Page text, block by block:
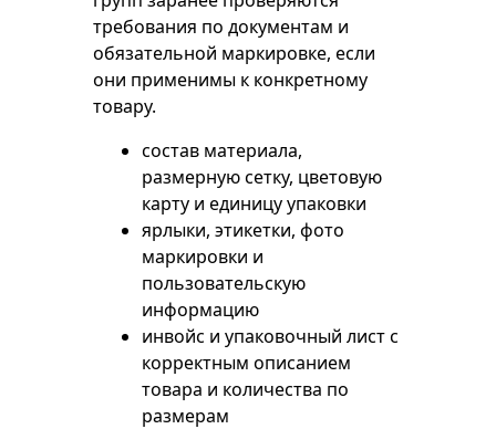
требования по документам и
обязательной маркировке, если
они применимы к конкретному
товару.
состав материала,
размерную сетку, цветовую
карту и единицу упаковки
ярлыки, этикетки, фото
маркировки и
пользовательскую
информацию
инвойс и упаковочный лист с
корректным описанием
товара и количества по
размерам